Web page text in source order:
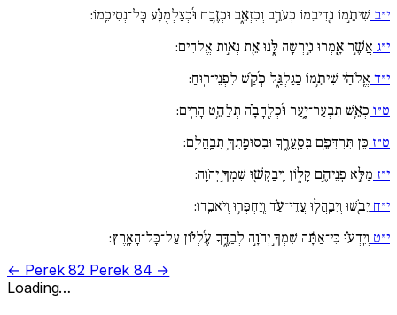
י״ב שִׁיתֵ֣מוֹ נְ֖דִיבֵמוֹ כְּעֹרֵ֣ב וְכִזְאֵ֑ב וּכְזֶ֥בַח וּ֜כְצַלְמֻנָּ֗ע כָּל־נְסִיכֵֽמוֹ:
י״ג אֲשֶׁ֣ר אָֽ֖מְרוּ נִ֣ירְשָׁה לָּ֑נוּ אֵ֖ת נְא֣וֹת אֱלֹהִֽים:
י״ד אֱֽלֹהַ֗י שִׁיתֵ֥מוֹ כַגַּלְגַּ֑ל כְּ֜קַ֗שׁ לִפְנֵי־רֽוּחַ:
ט״ו כְּאֵ֥שׁ תִּבְעַר־יָ֑עַר וּ֜כְלֶֽהָבָ֗ה תְּלַהֵ֥ט הָרִֽים:
ט״ז כֵּן תִּרְדְּפֵ֣ם בְּסַֽעֲרֶ֑ךָ וּבְסוּפָֽתְךָ֥ תְבַֽהֲלֵֽם:
י״ז מַלֵּ֣א פְנֵיהֶ֣ם קָל֑וֹן וִֽיבַקְשׁ֖וּ שִׁמְךָ֣ יְהֹוָֽה:
י״ח יֵבֹ֖שׁוּ וְיִבָּֽהֲל֥וּ עֲדֵי־עַ֗ד וְֽיַחְפְּר֥וּ וְיֹאבֵֽדוּ:
י״ט וְיֵֽדְע֗וּ כִּי־אַתָּ֬ה שִׁמְךָ֣ יְהֹוָ֣ה לְבַדֶּ֑ךָ עֶ֜לְי֗וֹן עַל־כָּל־הָאָֽרֶץ:
← Perek 82 Perek 84 →
Loading…